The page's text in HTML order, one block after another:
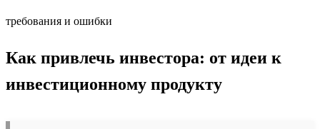
требования и ошибки
Как привлечь инвестора: от идеи к
инвестиционному продукту